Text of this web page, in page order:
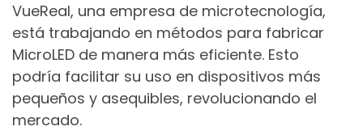
VueReal, una empresa de microtecnología,
está trabajando en métodos para fabricar
MicroLED de manera más eficiente. Esto
podría facilitar su uso en dispositivos más
pequeños y asequibles, revolucionando el
mercado.